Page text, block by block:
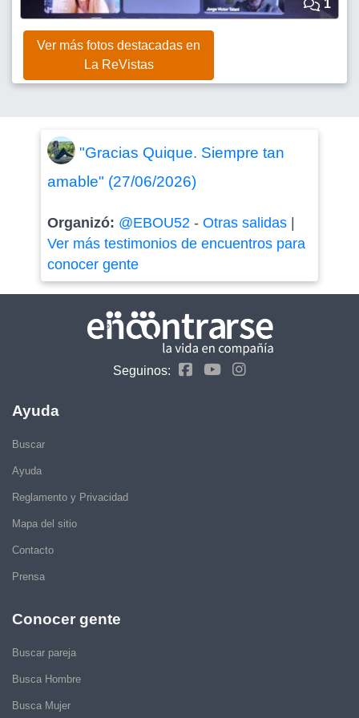
1
Ver más fotos destacadas en
La ReVistas
"Gracias Quique. Siempre tan
amable" (27/06/2026)
Organizó: @EBOU52- Otras salidas|
Ver más testimonios de encuentros para
conocer gente
Seguinos:
Ayuda
Buscar
Ayuda
Reglamento y Privacidad
Mapa del sitio
Contacto
Prensa
Conocer gente
Buscar pareja
Busca Hombre
Busca Mujer